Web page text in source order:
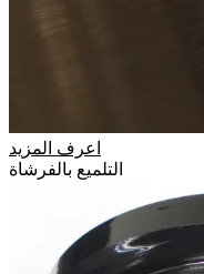
اعرف المزيد
التلميع بالفرشاة